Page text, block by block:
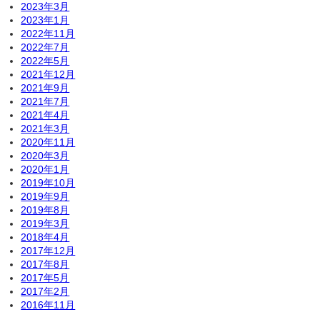
2023年3月
2023年1月
2022年11月
2022年7月
2022年5月
2021年12月
2021年9月
2021年7月
2021年4月
2021年3月
2020年11月
2020年3月
2020年1月
2019年10月
2019年9月
2019年8月
2019年3月
2018年4月
2017年12月
2017年8月
2017年5月
2017年2月
2016年11月